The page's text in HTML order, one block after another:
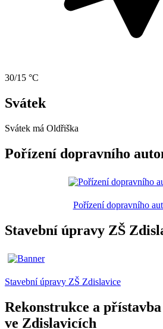
30/15 °C
Svátek
Svátek má Oldřiška
Pořízení dopravního
Pořízení dopravního
Stavební úpravy ZŠ
Stavební úpravy ZŠ Zdislavice
Rekonstrukce a
ve Zdislavicích